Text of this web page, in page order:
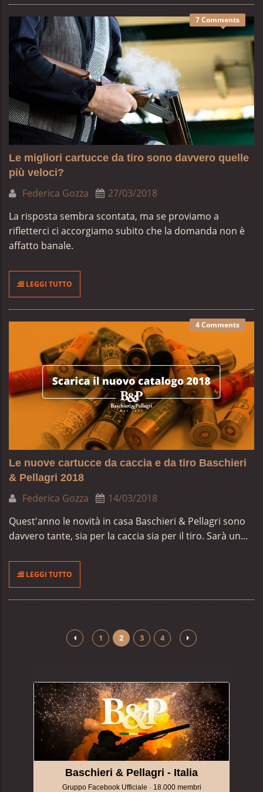
7 Comments
Le migliori cartucce da tiro sono davvero quelle
più veloci?
Federica Gozza
27/03/2018
La risposta sembra scontata, ma se proviamo a
rifletterci ci accorgiamo subito che la domanda non è
affatto banale.
LEGGI TUTTO
4 Comments
Le nuove cartucce da caccia e da tiro Baschieri
& Pellagri 2018
Federica Gozza
14/03/2018
Quest'anno le novità in casa Baschieri & Pellagri sono
davvero tante, sia per la caccia sia per il tiro. Sarà un...
LEGGI TUTTO
1 2 3 4
Baschieri & Pellagri - Italia
Gruppo Facebook Ufficiale · 18.000 membri